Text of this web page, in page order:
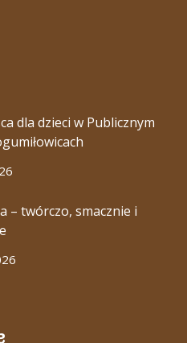
dla dzieci w Publicznym
– twórczo, smacznie i